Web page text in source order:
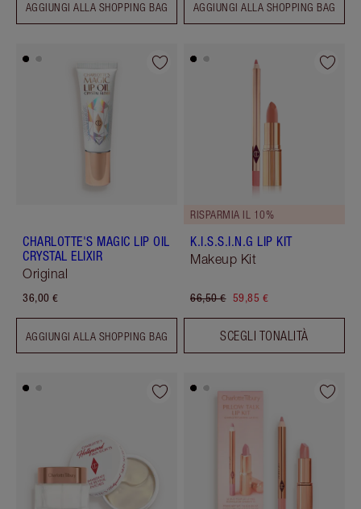
AGGIUNGI ALLA SHOPPING BAG AGGIUNGI ALLA SHOPPING BAG
CHARLOTTE'S MAGIC LIP OIL
CRYSTAL ELIXIR
Original
36,00 €
AGGIUNGI ALLA SHOPPING BAG
RISPARMIA IL 10%
K.I.S.S.I.N.G LIP KIT
Makeup Kit
66,50 € 59,85 €
SCEGLI TONALITÀ